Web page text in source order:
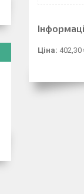
Ціна: 402,30